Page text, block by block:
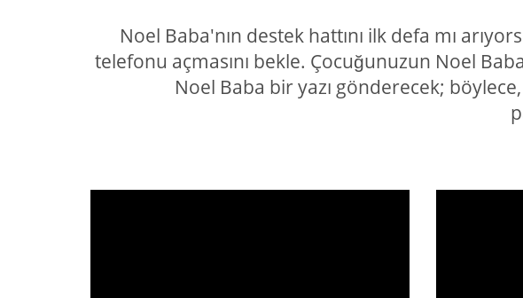
Noel Baba'nın destek hattını ilk defa mı
telefonu açmasını bekle. Çocuğunuzun Noel
Noel Baba bir yazı gönderecek;